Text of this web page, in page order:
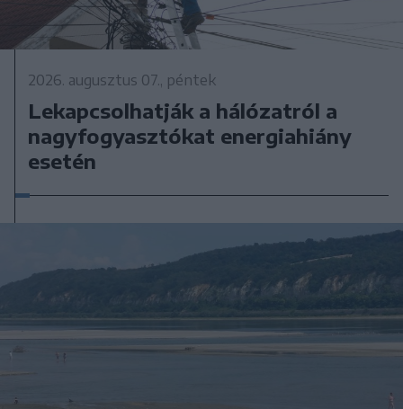
2026. augusztus 07., péntek
Lekapcsolhatják a hálózatról a
nagyfogyasztókat energiahiány
esetén